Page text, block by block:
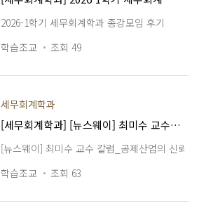
2026-1학기 세무회계학과 종강모임 후기
학습조교
조회 49
세무회계학과
[세무회계학과] [뉴스웨이] 최미수 교수 칼럼_공제산업의 신뢰, 소비자보호에서 시작된다
[뉴스웨이] 최미수 교수 칼럼_공제산업의 신뢰,
학습조교
조회 63